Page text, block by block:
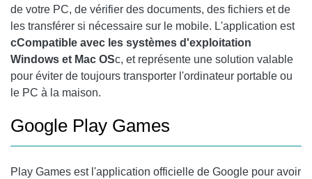
de votre PC, de vérifier des documents, des fichiers et de
les transférer si nécessaire sur le mobile. L'application est
cCompatible avec les systèmes d'exploitation
Windows et Mac OSc, et représente une solution valable
pour éviter de toujours transporter l'ordinateur portable ou
le PC à la maison.
Google Play Games
Play Games est l'application officielle de Google pour avoir